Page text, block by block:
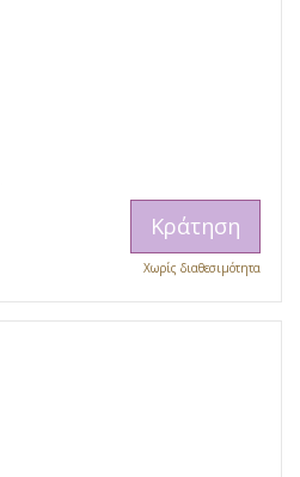
Κράτηση
Χωρίς διαθεσιμότητα